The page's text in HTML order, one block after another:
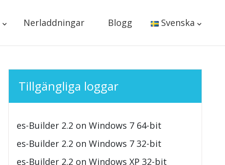
Nerladdningar Blogg Svenska
Tillgängliga loggar
es-Builder 2.2 on Windows 7 64-bit
es-Builder 2.2 on Windows 7 32-bit
es-Builder 2.2 on Windows XP 32-bit